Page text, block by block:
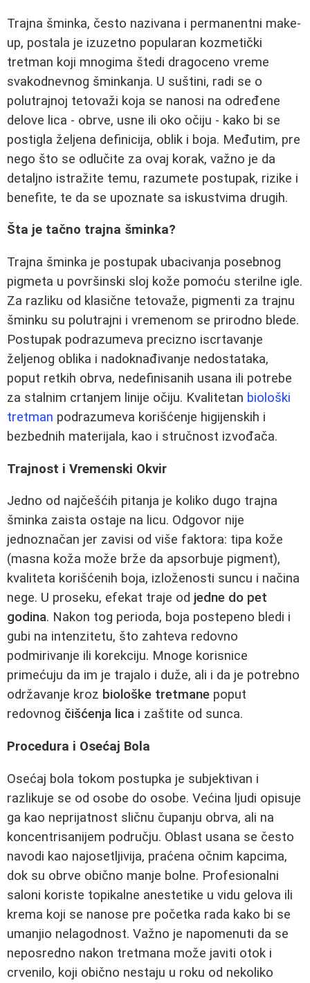
Trajna šminka, često nazivana i permanentni make-
up, postala je izuzetno popularan kozmetički
tretman koji mnogima štedi dragoceno vreme
svakodnevnog šminkanja. U suštini, radi se o
polutrajnoj tetovaži koja se nanosi na određene
delove lica - obrve, usne ili oko očiju - kako bi se
postigla željena definicija, oblik i boja. Međutim, pre
nego što se odlučite za ovaj korak, važno je da
detaljno istražite temu, razumete postupak, rizike i
benefite, te da se upoznate sa iskustvima drugih.
Šta je tačno trajna šminka?
Trajna šminka je postupak ubacivanja posebnog
pigmeta u površinski sloj kože pomoću sterilne igle.
Za razliku od klasične tetovaže, pigmenti za trajnu
šminku su polutrajni i vremenom se prirodno blede.
Postupak podrazumeva precizno iscrtavanje
željenog oblika i nadoknađivanje nedostataka,
poput retkih obrva, nedefinisanih usana ili potrebe
za stalnim crtanjem linije očiju. Kvalitetan biološki
tretman podrazumeva korišćenje higijenskih i
bezbednih materijala, kao i stručnost izvođača.
Trajnost i Vremenski Okvir
Jedno od najčešćih pitanja je koliko dugo trajna
šminka zaista ostaje na licu. Odgovor nije
jednoznačan jer zavisi od više faktora: tipa kože
(masna koža može brže da apsorbuje pigment),
kvaliteta korišćenih boja, izloženosti suncu i načina
nege. U proseku, efekat traje od jedne do pet
godina. Nakon tog perioda, boja postepeno bledi i
gubi na intenzitetu, što zahteva redovno
podmirivanje ili korekciju. Mnoge korisnice
primećuju da im je trajalo i duže, ali i da je potrebno
održavanje kroz biološke tretmane poput
redovnog čišćenja lica i zaštite od sunca.
Procedura i Osećaj Bola
Osećaj bola tokom postupka je subjektivan i
razlikuje se od osobe do osobe. Većina ljudi opisuje
ga kao neprijatnost sličnu čupanju obrva, ali na
koncentrisanijem području. Oblast usana se često
navodi kao najosetljivija, praćena očnim kapcima,
dok su obrve obično manje bolne. Profesionalni
saloni koriste topikalne anestetike u vidu gelova ili
krema koji se nanose pre početka rada kako bi se
umanjio nelagodnost. Važno je napomenuti da se
neposredno nakon tretmana može javiti otok i
crvenilo, koji obično nestaju u roku od nekoliko